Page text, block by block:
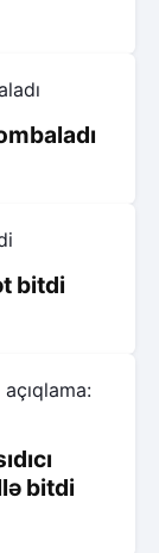
bitdi
bitdi